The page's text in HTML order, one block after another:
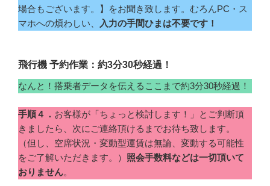
場合もございます。】をお聞き致します。むろんPC・ス
マホへの煩わしい、
入力の手間ひまは不要です！
飛行機 予約作業：約3分30秒経過！
なんと！搭乗者データを伝えるここまで約3分30秒経過！
手順４． お客様が「ちょっと検討します！」とご判断頂
きましたら、次にご連絡頂けるまでお待ち致します。
（但し、空席状況・変動型運賃は無論、変動する可能性
をご了解いただきます。） 照会手数料などは一切頂いて
おりません。